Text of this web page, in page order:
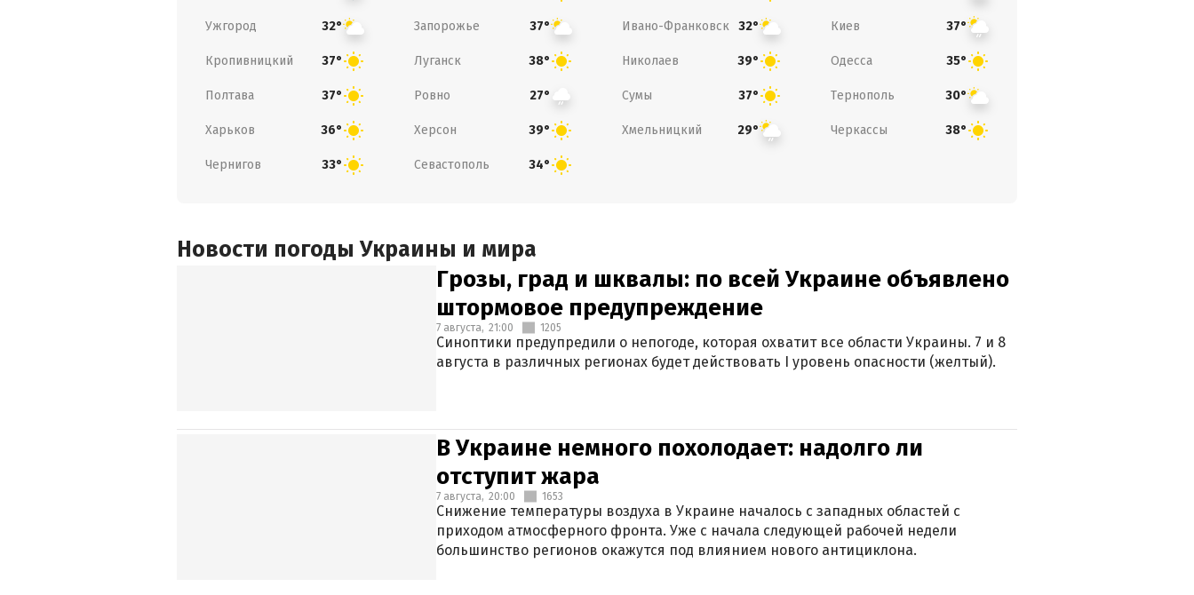
Ужгород 32° Запорожье 37° Ивано-Франковск 32° Киев 37°
Кропивницкий 37° Луганск 38° Николаев 39° Одесса 35°
Полтава 37° Ровно 27° Сумы 37° Тернополь 30°
Харьков 36° Херсон 39° Хмельницкий 29° Черкассы 38°
Чернигов 33° Севастополь 34°
Новости погоды Украины и мира
Грозы, град и шквалы: по всей Украине объявлено
штормовое предупреждение
7 августа, 21:00 1205
Синоптики предупредили о непогоде, которая охватит все области Украины. 7 и 8
августа в различных регионах будет действовать I уровень опасности (желтый).
В Украине немного похолодает: надолго ли
отступит жара
7 августа, 20:00 1653
Снижение температуры воздуха в Украине началось с западных областей с
приходом атмосферного фронта. Уже с начала следующей рабочей недели
большинство регионов окажутся под влиянием нового антициклона.